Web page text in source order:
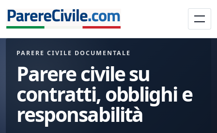
PARERE CIVILE DOCUMENTALE
Parere civile su
contratti, obblighi e
responsabilità